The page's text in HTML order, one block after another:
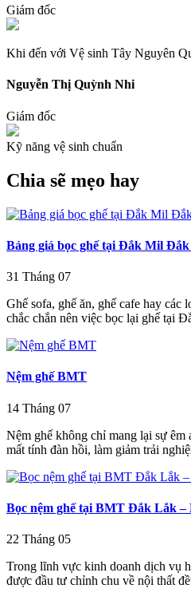
Giám đốc
Khi đến với Vệ sinh Tây Nguyên
Nguyễn Thị Quỳnh Nhi
Giám đốc
Kỹ năng vệ sinh chuẩn
Chia sẽ mẹo hay
Bảng giá bọc ghế tại Đắk Mil
31 Tháng 07
Ghế sofa, ghế ăn, ghế cafe hay
chắc chắn nên việc bọc lại ghế
Nệm ghế BMT
14 Tháng 07
Nệm ghế không chỉ mang lại sự êm
mất tính đàn hồi, làm giảm trải
Bọc nệm ghế tại BMT Đắk Lắk –
22 Tháng 05
Trong lĩnh vực kinh doanh dịch vụ
được đầu tư chỉnh chu về nội thất